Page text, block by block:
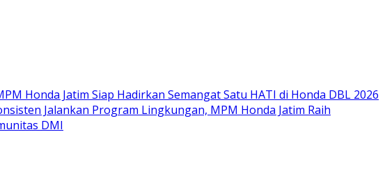
Honda Jatim Siap Hadirkan Semangat Satu HATI di Honda DBL 2026
Jalankan Program Lingkungan, MPM Honda Jatim Raih
DMI